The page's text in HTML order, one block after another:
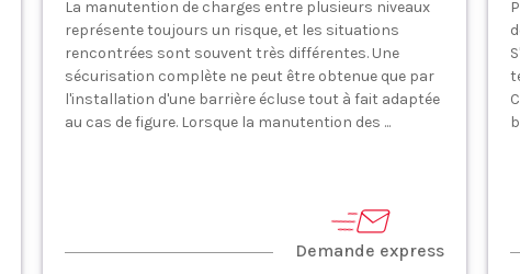
La manutention de charges entre plusieurs niveaux
représente toujours un risque, et les situations
rencontrées sont souvent très différentes. Une
sécurisation complète ne peut être obtenue que par
l'installation d'une barrière écluse tout à fait adaptée
au cas de figure. Lorsque la manutention des ...
Demande express